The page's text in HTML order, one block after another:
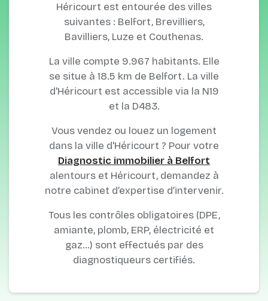
Héricourt est entourée des villes
suivantes : Belfort, Brevilliers,
Bavilliers, Luze et Couthenas.
La ville compte 9.967 habitants. Elle
se situe à 18.5 km de Belfort. La ville
d'Héricourt est accessible via la N19
et la D483.
Vous vendez ou louez un logement
dans la ville d'Héricourt ? Pour votre
Diagnostic immobilier à Belfort
alentours et Héricourt, demandez à
notre cabinet d’expertise d’intervenir.
Tous les contrôles obligatoires (DPE,
amiante, plomb, ERP, électricité et
gaz…) sont effectués par des
diagnostiqueurs certifiés.